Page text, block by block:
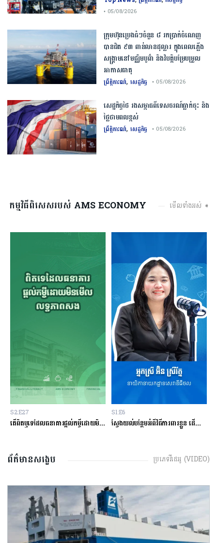
• 05/08/2026
ក្រុមហ៊ុនប្រេងធំៗចំនួន ៨ រកប្រាក់ចំណេញ
បានជិត ៩៣ ពាន់លានដុល្លារ ក្នុងពេលភ្លើង
សង្គ្រាមនៅមជ្ឈិមបូព៌ា និងវិបត្តិបម្រែបម្រួល
អាកាសធាតុ
ព្រឹត្តិការណ៍, សេដ្ឋកិច្ច • 05/08/2026
សេដ្ឋកិច្ច​ថៃ​ រង​សម្ពាធ​ពី​ទេសចរណ៍​ធ្លាក់ចុះ​ និង​
ថ្លៃ​ថាមពល​ខ្ពស់​
ព្រឹត្តិការណ៍, សេដ្ឋកិច្ច • 05/08/2026
កម្មវិធីពិសេសរបស់ AMS ECONOMY មើលទាំងអស់ ➧
S2:E27
តើពិតឬទេដែលធនាគារផ្ដល់កម្ចីដោយមិនសិក្សាលើលទ្ធភាពសងត្រឡប់?
S1:E6
ស្វែងយល់បន្ថែមអំពីវិធីការពារខ្លួន ដើម្បីជៀសវាងពីការឆបោកតាមបច្ចេកវិទ្យាហិរញ្ញវត្ថុ!
ព័ត៌មានសង្ខេប ប្រភេទវីដេអូ (VIDEO)